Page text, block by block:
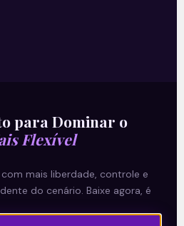
o aperto?
palavra que tem
dos
semanas. Na
para Dominar o
Flexível
mais liberdade, controle e
do cenário. Baixe agora, é